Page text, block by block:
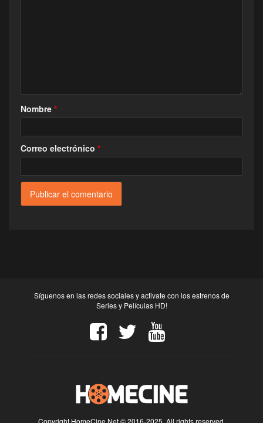
Nombre *
Correo electrónico *
Síguenos en las redes sociales y activate con los estrenos de
Series y Películas HD!
Copyright HomeCine.Net © 2016-2025. All rights reserved.